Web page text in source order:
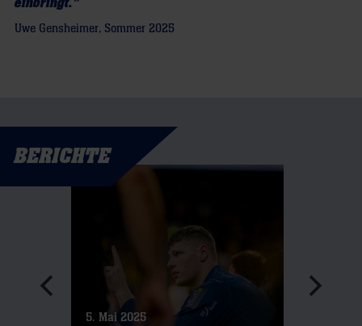
einbringt."
Uwe Gensheimer, Sommer 2025
BERICHTE
5. Mai 2025